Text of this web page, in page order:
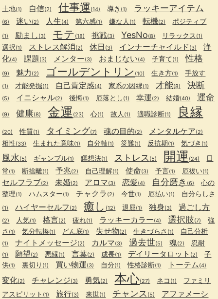
土地(1) 自信(2) 仕事運 (14) 導き (1) ラッキーアイテム
(6) 迷い(2) 人生(4) 第六感(1) 嫌な人 (1) 転機(2) ポジティブ
(1) 励まし (3) モテ (18) 挑戦(3) YesNo(8) リラックス (1)
選択(1) ストレス解消(2) 休日 (3) インナーチャイルド (3)
浄
化(4) 課題 (3) メンター(3) おまじない(4) 子育て(1) 性格
(9) 魅力 (2) ゴールデントリン (10) 生き方(1) 手放す
(1) 才能発掘(1) 自己肯定感(4) 家系の因縁(1) 才能(8) 決断
(5) イニシャル(2) 後悔(1) 厄落とし (1) 幸運(2) 結婚(40) 運命
(9) 健康(8) 金運 (23) 心(1) 故人 (1) 適職診断(1) 良縁
(20) 性質(1) タイミング(7) 魂の目的(2) メンタルケア(2)
相性(33) 生まれた意味(1) 自分軸(1) 災難(1) 反抗期(1) 気づき (1)
風水(5) ギャンブル(1) 瞑想法(1) ストレス (5) 開運 (24)
日
常 (1) 断捨離(1) 予兆(2) 自己理解(1) 使命(3) 予言(1) 厄祓い(1)
セルフラブ(2) 未婚(2) アロマ(3) 恋愛(4) 自分磨き (6)
心の
整理(1) ハムスター(1) チャクラ (2) 今世(1) 厄払い(1) 自分らしさ
(1) ハイヤーセルフ (2) 癒し (12) 退屈(1) 独身(3) 過ごし方
(2) 人気(1) 格言(2) 疲れ(1) ラッキーカラー(4) 選択肢(7)
強
さ (1) 気分転換(1) どん底(1) 失せ物(2) 生きづらさ (1) 自己分析
(1) ナイトメッセージ(2) カルマ(3) 過去世(5) 魂(2) 忍耐
(1) 願望(2) 悪縁(1) 言葉(2) 成長(1) デイリータロット (2)
子
供(1) 裏切り (1) 買い物運(3) 自分(1) 性格診断(1) トーテム (4)
変化(2) チャレンジ(3) 勇気(2) 本心(27) ネコ (1)
ファミリ
アスピリット (1) 旅行(3) 来世(1) チャンス (5)
アファメーシ